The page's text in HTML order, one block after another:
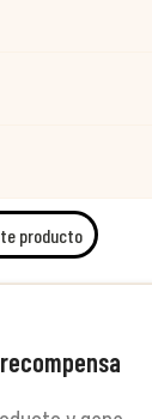
producto